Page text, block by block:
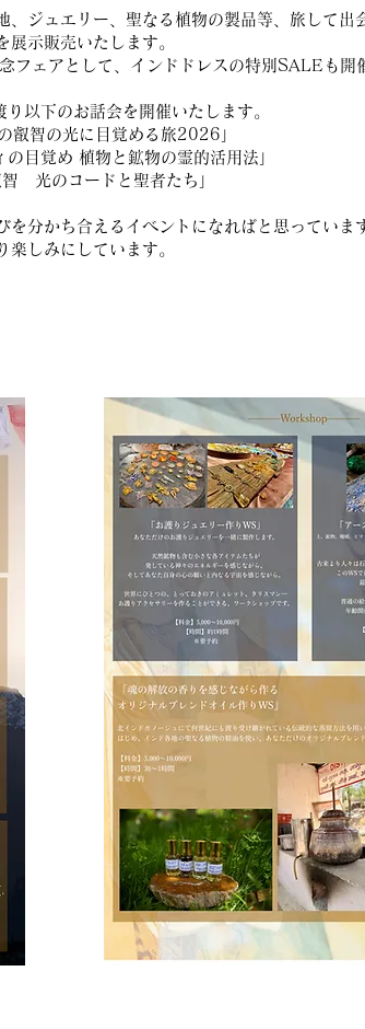
、ジュエリー、聖なる植物の製品等、旅して出
展示販売いたします。
フェアとして、インドドレスの特別SALEも開
以下のお話会を開催いたします。
叡智の光に目覚める旅2026」
の目覚め 植物と鉱物の霊的活用法」
智 光のコードと聖者たち」
を分かち合えるイベントになればと思っていま
楽しみにしています。